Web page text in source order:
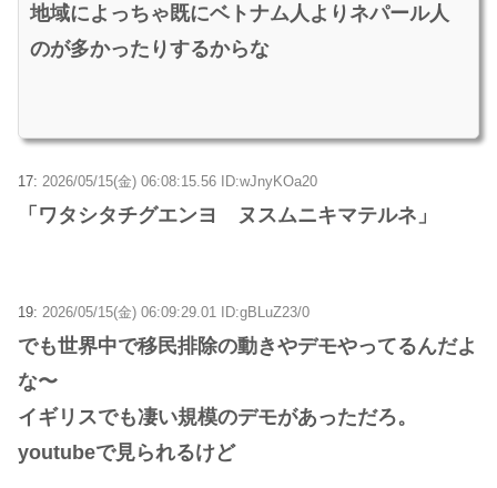
地域によっちゃ既にベトナム人よりネパール人
のが多かったりするからな
17: 2026/05/15(金) 06:08:15.56 ID:wJnyKOa20
「ワタシタチグエンヨ ヌスムニキマテルネ」
19: 2026/05/15(金) 06:09:29.01 ID:gBLuZ23/0
でも世界中で移民排除の動きやデモやってるんだよ
な〜
イギリスでも凄い規模のデモがあっただろ。
youtubeで見られるけど